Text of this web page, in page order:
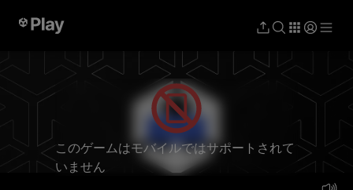
このゲームはモバイルではサポートされて
いません
プレイ